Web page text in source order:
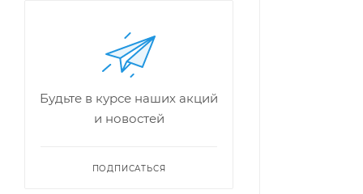
Будьте в курсе наших акций
и новостей
ПОДПИСАТЬСЯ